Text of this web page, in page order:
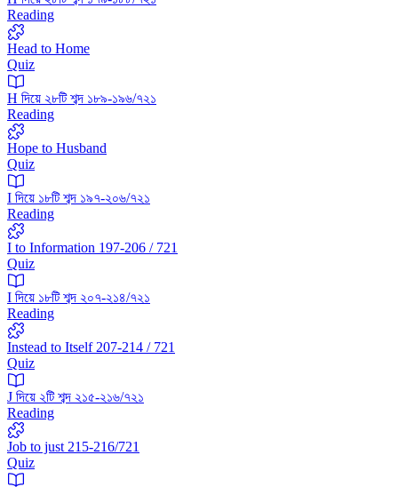
Reading
Head to Home
Quiz
H দিয়ে ২৮টি শব্দ ১৮৯-১৯৬/৭২১
Reading
Hope to Husband
Quiz
I দিয়ে ১৮টি শব্দ ১৯৭-২০৬/৭২১
Reading
I to Information 197-206 / 721
Quiz
I দিয়ে ১৮টি শব্দ ২০৭-২১৪/৭২১
Reading
Instead to Itself 207-214 / 721
Quiz
J দিয়ে ২টি শব্দ ২১৫-২১৬/৭২১
Reading
Job to just 215-216/721
Quiz